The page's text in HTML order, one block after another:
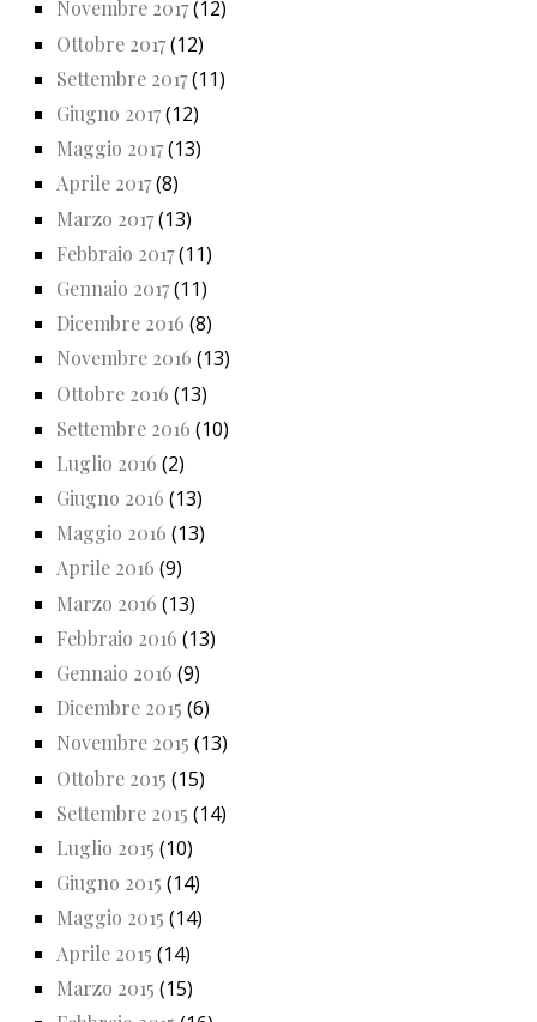
Novembre 2017(12)
Ottobre 2017(12)
Settembre 2017(11)
Giugno 2017(12)
Maggio 2017(13)
Aprile 2017(8)
Marzo 2017(13)
Febbraio 2017(11)
Gennaio 2017(11)
Dicembre 2016 (8)
Novembre 2016 (13)
Ottobre 2016 (13)
Settembre 2016 (10)
Luglio 2016 (2)
Giugno 2016 (13)
Maggio 2016 (13)
Aprile 2016 (9)
Marzo 2016 (13)
Febbraio 2016 (13)
Gennaio 2016 (9)
Dicembre 2015 (6)
Novembre 2015 (13)
Ottobre 2015 (15)
Settembre 2015 (14)
Luglio 2015 (10)
Giugno 2015 (14)
Maggio 2015 (14)
Aprile 2015 (14)
Marzo 2015 (15)